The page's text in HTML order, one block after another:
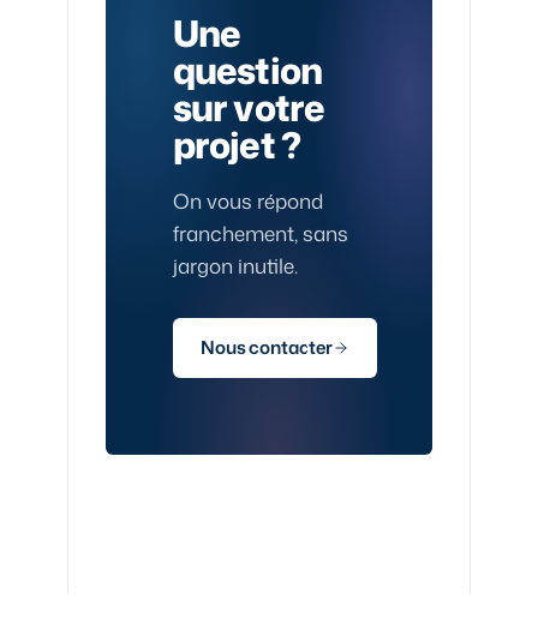
Une
question
sur votre
projet ?
On vous répond
franchement, sans
jargon inutile.
Nous contacter